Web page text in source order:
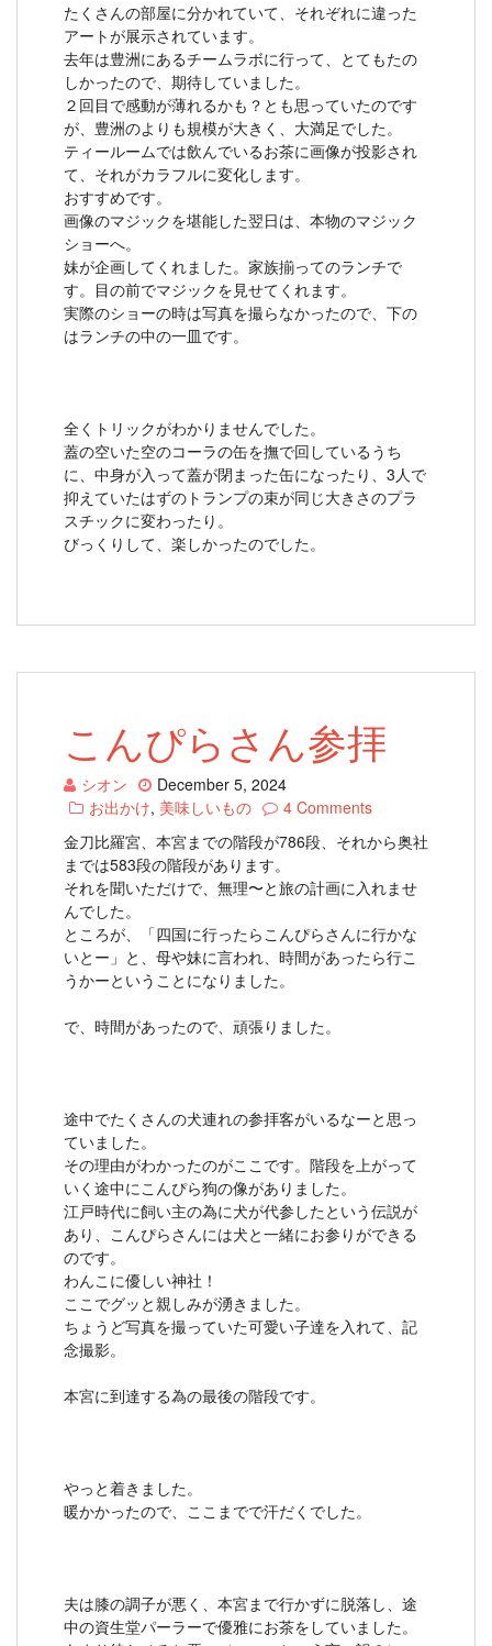
たくさんの部屋に分かれていて、それぞれに違った
アートが展示されています。
去年は豊洲にあるチームラボに行って、とてもたの
しかったので、期待していました。
２回目で感動が薄れるかも？とも思っていたのです
が、豊洲のよりも規模が大きく、大満足でした。
ティールームでは飲んでいるお茶に画像が投影され
て、それがカラフルに変化します。
おすすめです。
画像のマジックを堪能した翌日は、本物のマジック
ショーへ。
妹が企画してくれました。家族揃ってのランチで
す。目の前でマジックを見せてくれます。
実際のショーの時は写真を撮らなかったので、下の
はランチの中の一皿です。
全くトリックがわかりませんでした。
蓋の空いた空のコーラの缶を撫で回しているうち
に、中身が入って蓋が閉まった缶になったり、3人で
抑えていたはずのトランプの束が同じ大きさのプラ
スチックに変わったり。
びっくりして、楽しかったのでした。
こんぴらさん参拝
シオン
December 5, 2024
お出かけ, 美味しいもの
4 Comments
金刀比羅宮、本宮までの階段が786段、それから奥社
までは583段の階段があります。
それを聞いただけで、無理〜と旅の計画に入れませ
んでした。
ところが、「四国に行ったらこんぴらさんに行かな
いとー」と、母や妹に言われ、時間があったら行こ
うかーということになりました。
で、時間があったので、頑張りました。
途中でたくさんの犬連れの参拝客がいるなーと思っ
ていました。
その理由がわかったのがここです。階段を上がって
いく途中にこんぴら狗の像がありました。
江戸時代に飼い主の為に犬が代参したという伝説が
あり、こんぴらさんには犬と一緒にお参りができる
のです。
わんこに優しい神社！
ここでグッと親しみが湧きました。
ちょうど写真を撮っていた可愛い子達を入れて、記
念撮影。
本宮に到達する為の最後の階段です。
やっと着きました。
暖かかったので、ここまでで汗だくでした。
夫は膝の調子が悪く、本宮まで行かずに脱落し、途
中の資生堂パーラーで優雅にお茶をしていました。